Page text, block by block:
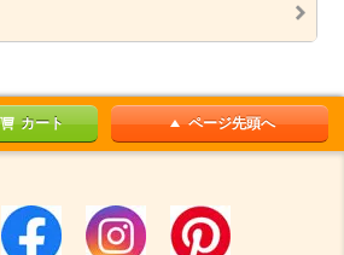
カート ページ先頭へ